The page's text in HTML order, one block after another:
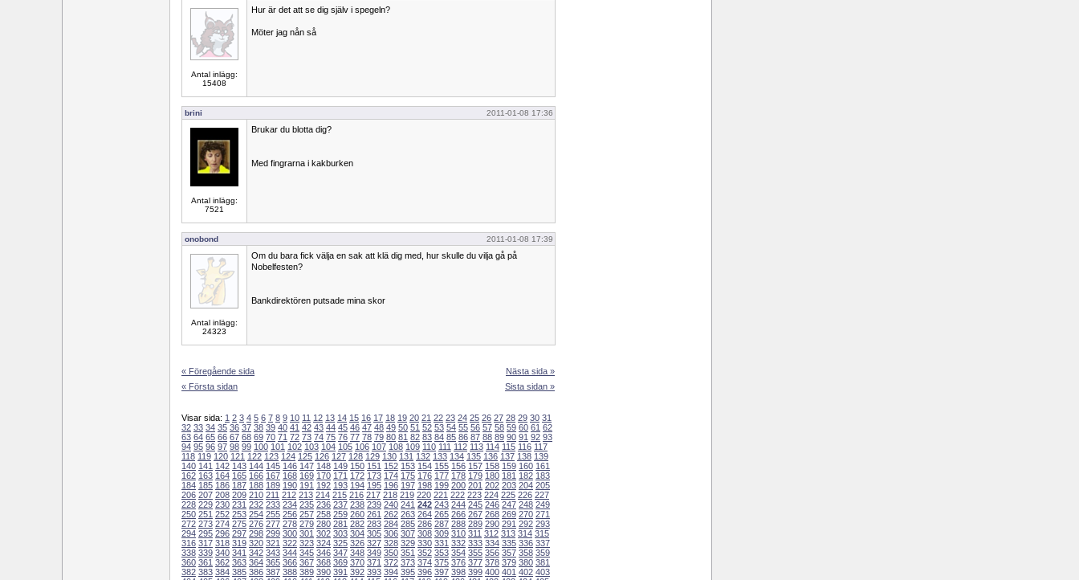
Antal inlägg:
15408
Hur är det att se dig själv i spegeln?
Möter jag nån så
brini 2011-01-08 17:36
Antal inlägg:
7521
Brukar du blotta dig?
Med fingrarna i kakburken
onobond 2011-01-08 17:39
Antal inlägg:
24323
Om du bara fick välja en sak att klä dig med, hur skulle du vilja gå på
Nobelfesten?
Bankdirektören putsade mina skor
« Föregående sida
« Första sidan
Nästa sida »
Sista sidan »
Visar sida: 1 2 3 4 5 6 7 8 9 10 11 12 13 14 15 16 17 18 19 20 21 22 23 24 25 26 27 28 29 30 31
32 33 34 35 36 37 38 39 40 41 42 43 44 45 46 47 48 49 50 51 52 53 54 55 56 57 58 59 60 61 62
63 64 65 66 67 68 69 70 71 72 73 74 75 76 77 78 79 80 81 82 83 84 85 86 87 88 89 90 91 92 93
94 95 96 97 98 99 100 101 102 103 104 105 106 107 108 109 110 111 112 113 114 115 116 117
118 119 120 121 122 123 124 125 126 127 128 129 130 131 132 133 134 135 136 137 138 139
140 141 142 143 144 145 146 147 148 149 150 151 152 153 154 155 156 157 158 159 160 161
162 163 164 165 166 167 168 169 170 171 172 173 174 175 176 177 178 179 180 181 182 183
184 185 186 187 188 189 190 191 192 193 194 195 196 197 198 199 200 201 202 203 204 205
206 207 208 209 210 211 212 213 214 215 216 217 218 219 220 221 222 223 224 225 226 227
228 229 230 231 232 233 234 235 236 237 238 239 240 241 242 243 244 245 246 247 248 249
250 251 252 253 254 255 256 257 258 259 260 261 262 263 264 265 266 267 268 269 270 271
272 273 274 275 276 277 278 279 280 281 282 283 284 285 286 287 288 289 290 291 292 293
294 295 296 297 298 299 300 301 302 303 304 305 306 307 308 309 310 311 312 313 314 315
316 317 318 319 320 321 322 323 324 325 326 327 328 329 330 331 332 333 334 335 336 337
338 339 340 341 342 343 344 345 346 347 348 349 350 351 352 353 354 355 356 357 358 359
360 361 362 363 364 365 366 367 368 369 370 371 372 373 374 375 376 377 378 379 380 381
382 383 384 385 386 387 388 389 390 391 392 393 394 395 396 397 398 399 400 401 402 403